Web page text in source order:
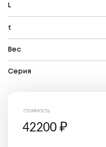
L
t
Вес
Серия
СТОИМОСТЬ
42200 ₽